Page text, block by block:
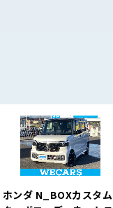
ホンダ N_BOXカスタム